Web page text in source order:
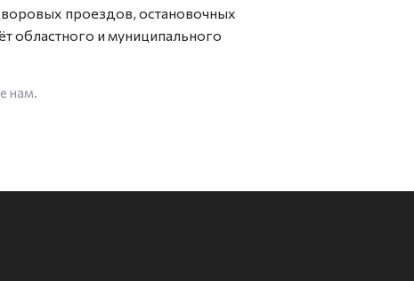
проездов, остановочных
областного и муниципального
нам.